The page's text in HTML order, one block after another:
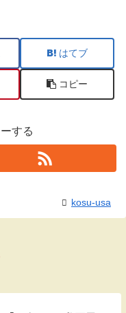
はてブ
コピー
する
kosu-usa